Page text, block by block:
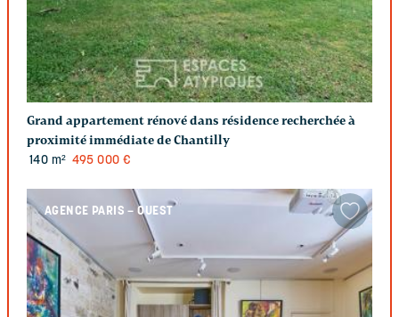
Grand appartement rénové dans résidence recherchée à
proximité immédiate de Chantilly
140 m² 495 000 €
AGENCE PARIS – OUEST